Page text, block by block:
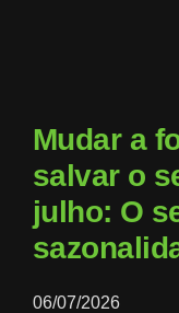
Mudar a
salvar o
julho: O
06/07/2026